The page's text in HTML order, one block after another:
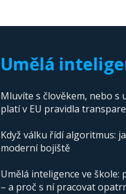
Umělá
Mluvíte s člověkem, nebo s
platí v EU pravidla
Když válku řídí algoritmus:
moderní bojiště
Umělá inteligence ve
– a proč s ní pracovat